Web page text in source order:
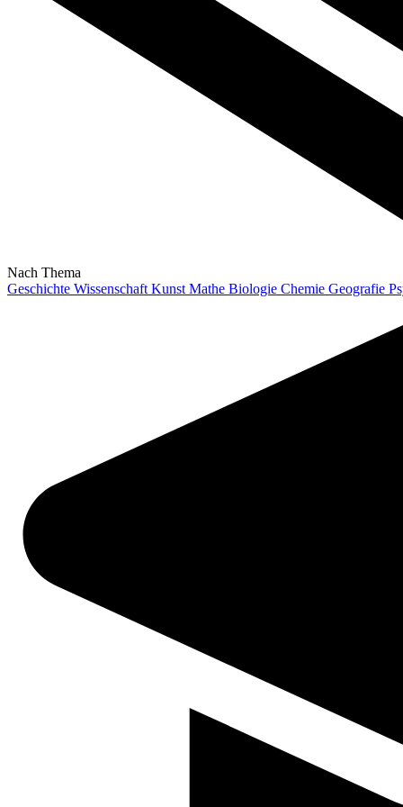
Nach Thema
Geschichte Wissenschaft Kunst Mathe Biologie Chemie Geografie